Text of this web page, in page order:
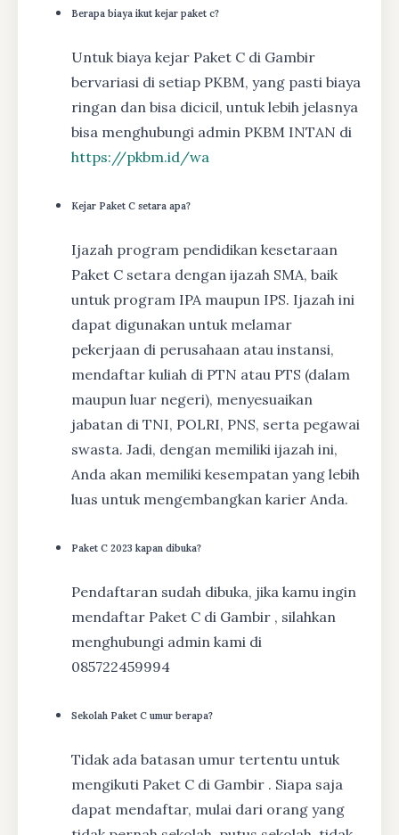
Berapa biaya ikut kejar paket c?
Untuk biaya kejar Paket C di Gambir
bervariasi di setiap PKBM, yang pasti biaya
ringan dan bisa dicicil, untuk lebih jelasnya
bisa menghubungi admin PKBM INTAN di
https://pkbm.id/wa
Kejar Paket C setara apa?
Ijazah program pendidikan kesetaraan
Paket C setara dengan ijazah SMA, baik
untuk program IPA maupun IPS. Ijazah ini
dapat digunakan untuk melamar
pekerjaan di perusahaan atau instansi,
mendaftar kuliah di PTN atau PTS (dalam
maupun luar negeri), menyesuaikan
jabatan di TNI, POLRI, PNS, serta pegawai
swasta. Jadi, dengan memiliki ijazah ini,
Anda akan memiliki kesempatan yang lebih
luas untuk mengembangkan karier Anda.
Paket C 2023 kapan dibuka?
Pendaftaran sudah dibuka, jika kamu ingin
mendaftar Paket C di Gambir , silahkan
menghubungi admin kami di
085722459994
Sekolah Paket C umur berapa?
Tidak ada batasan umur tertentu untuk
mengikuti Paket C di Gambir . Siapa saja
dapat mendaftar, mulai dari orang yang